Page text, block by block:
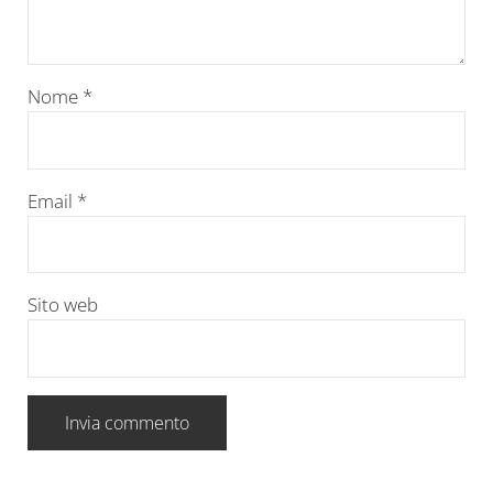
Nome *
Email *
Sito web